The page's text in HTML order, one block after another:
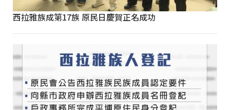
西拉雅族成第17族 原民日慶賀正名成功